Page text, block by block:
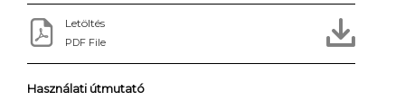
Letöltés
PDF File
Használati útmutató